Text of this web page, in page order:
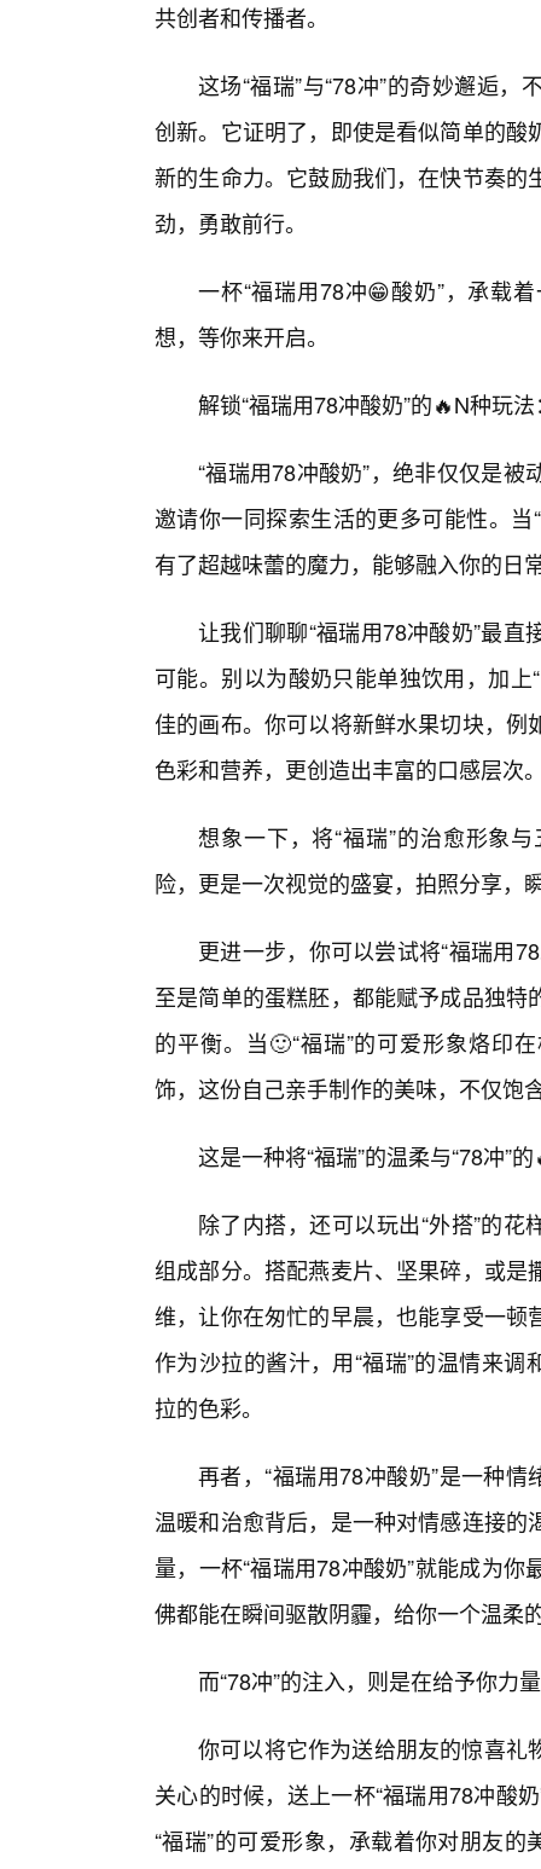
共创者和传播者。
这场“福瑞”与“78冲”的奇妙邂逅
创新。它证明了，即使是看似简单的
新的生命力。它鼓励我们，在快节奏
劲，勇敢前行。
一杯“福瑞用78冲😁酸奶”，承载
想，等你来开启。
解锁“福瑞用78冲酸奶”的🔥N种玩
“福瑞用78冲酸奶”，绝非仅仅是
邀请你一同探索生活的更多可能性。当
有了超越味蕾的魔力，能够融入你的日
让我们聊聊“福瑞用78冲酸奶”最
可能。别以为酸奶只能单独饮用，加上
佳的画布。你可以将新鲜水果切块，
色彩和营养，更创造出丰富的口感层次
想象一下，将“福瑞”的治愈形象
险，更是一次视觉的盛宴，拍照分享，
更进一步，你可以尝试将“福瑞用
至是简单的蛋糕胚，都能赋予成品独
的平衡。当🙂“福瑞”的可爱形象烙印
饰，这份自己亲手制作的美味，不仅饱
这是一种将“福瑞”的温柔与“78冲”
除了内搭，还可以玩出“外搭”的花
组成部分。搭配燕麦片、坚果碎，或
维，让你在匆忙的早晨，也能享受一
作为沙拉的酱汁，用“福瑞”的温情来
拉的色彩。
再者，“福瑞用78冲酸奶”是一种
温暖和治愈背后，是一种对情感连接
量，一杯“福瑞用78冲酸奶”就能成为
佛都能在瞬间驱散阴霾，给你一个温柔
而“78冲”的注入，则是在给予你力
你可以将它作为送给朋友的惊喜礼
关心的时候，送上一杯“福瑞用78冲酸
“福瑞”的可爱形象，承载着你对朋友